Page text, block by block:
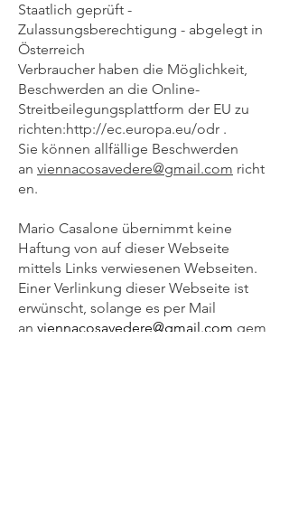
Staatlich geprüft -
Zulassungsberechtigung - abgelegt in
Österreich
Verbraucher haben die Möglichkeit,
Beschwerden an die Online-
Streitbeilegungsplattform der EU zu
richten:http://ec.europa.eu/odr .
Sie können allfällige Beschwerden
an viennacosavedere@gmail.com richt
en.
Mario Casalone übernimmt keine
Haftung von auf dieser Webseite
mittels Links verwiesenen Webseiten.
​Einer Verlinkung dieser Webseite ist
erwünscht, solange es per Mail
an viennacosavedere@gmail.com gem